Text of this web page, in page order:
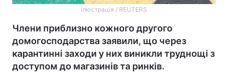
Ілюстрація / REUTERS
Члени приблизно кожного другого
домогосподарства заявили, що через
карантинні заходи у них виникли труднощі з
доступом до магазинів та ринків.